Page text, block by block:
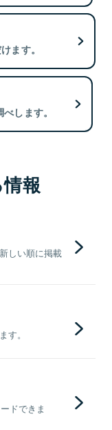
ます。
します。
報
しい順に掲載
す。
ドできま